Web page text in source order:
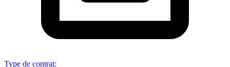
Type de contrat: